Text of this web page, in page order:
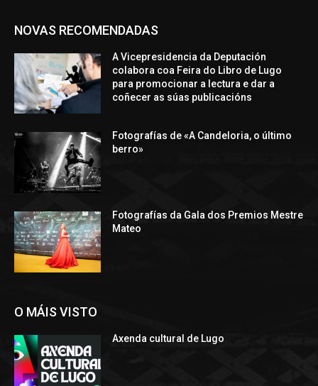
NOVAS RECOMENDADAS
A Vicepresidencia da Deputación
colabora coa Feira do Libro de Lugo
para promocionar a lectura e dar a
coñecer as súas publicacións
Fotografías de «A Candeloria, o último
berro»
Fotografías da Gala dos Premios Mestre
Mateo
O MÁIS VISTO
Axenda cultural de Lugo